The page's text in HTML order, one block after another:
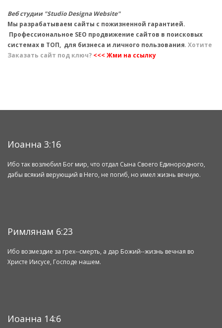
Веб студии "Studio Designa Website"
Мы разрабатываем сайты с пожизненной гарантией.
Профессиональное SEO продвижение сайтов в поисковых
системах в ТОП, для бизнеса и личного пользования. Хотите
Заказать сайт под ключ? <<< Жми на ссылку
Иоанна 3:16
Ибо так возлюбил Бог мир, что отдал Сына Своего Единородного,
дабы всякий верующий в Него, не погиб, но имел жизнь вечную.
Римлянам 6:23
Ибо возмездие за грех--смерть, а дар Божий--жизнь вечная во
Христе Иисусе, Господе нашем.
Иоанна 14:6